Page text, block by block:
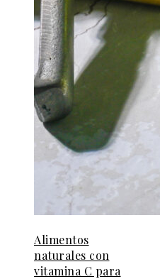
Alimentos
naturales con
vitamina C para